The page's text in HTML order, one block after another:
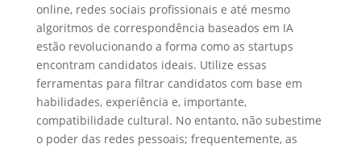
online, redes sociais profissionais e até mesmo
algoritmos de correspondência baseados em IA
estão revolucionando a forma como as startups
encontram candidatos ideais. Utilize essas
ferramentas para filtrar candidatos com base em
habilidades, experiência e, importante,
compatibilidade cultural. No entanto, não subestime
o poder das redes pessoais; frequentemente, as